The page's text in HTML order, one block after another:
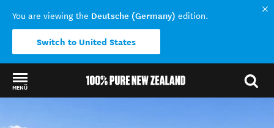
You are viewing the Deutsche (Germany) edition.
Switch to United States
MENÜ